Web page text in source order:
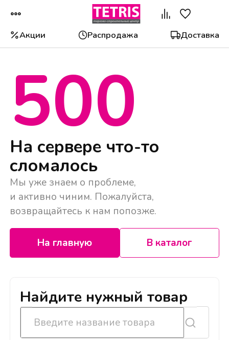
Акции Распродажа Доставка
500
На сервере что-то
сломалось
Мы уже знаем о проблеме,
и активно чиним. Пожалуйста,
возвращайтесь к нам попозже.
На главную В каталог
Найдите нужный товар